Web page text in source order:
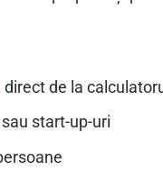
de la
start-up-uri